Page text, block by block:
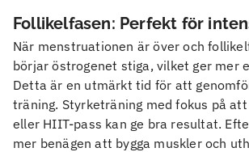
Follikelfasen: Perfekt för
När menstruationen är över och
börjar östrogenet stiga, vilket ger mer
Detta är en utmärkt tid för att
träning. Styrketräning med fokus på
eller HIIT-pass kan ge bra resultat.
mer benägen att bygga muskler och